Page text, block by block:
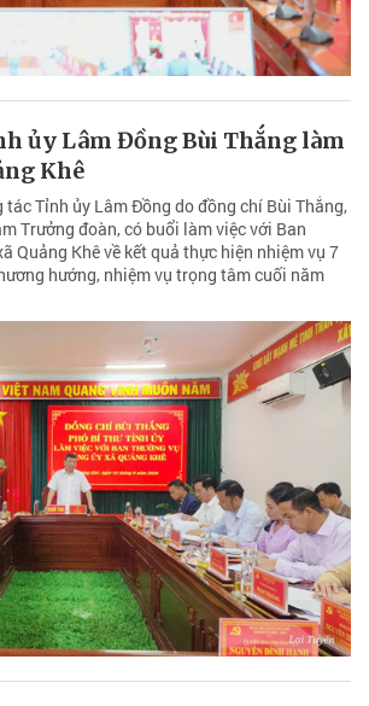
ủy Lâm Đồng Bùi Thắng làm
Khê
tác Tỉnh ủy Lâm Đồng do đồng chí Bùi Thắng,
Trưởng đoàn, có buổi làm việc với Ban
Quảng Khê về kết quả thực hiện nhiệm vụ 7
hướng, nhiệm vụ trọng tâm cuối năm